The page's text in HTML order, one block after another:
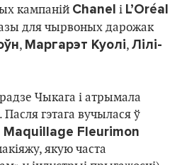
кампаній Chanel і L’Oréal
для чырвоных дарожак
, Маргарэт Куолі, Лілі-
Чыкага і атрымала
гэтага вучылася ў
Maquillage Fleurimon
якую часта